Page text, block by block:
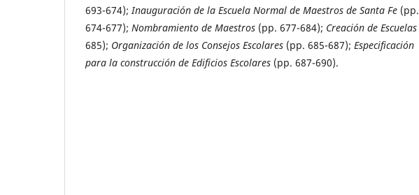
693-674);Inauguración de la Escuela Normal de Maestros de Santa Fe (pp.
674-677); Nombramiento de Maestros (pp. 677-684); Creación de Escuelas
685); Organización de los Consejos Escolares (pp. 685-687); Especificación
para la construcción de Edificios Escolares (pp. 687-690).